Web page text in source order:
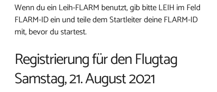
Wenn du ein Leih-FLARM benutzt, gib bitte LEIH im Feld
FLARM-ID ein und teile dem Startleiter deine FLARM-ID
mit, bevor du startest.
Registrierung für den Flugtag
Samstag, 21. August 2021